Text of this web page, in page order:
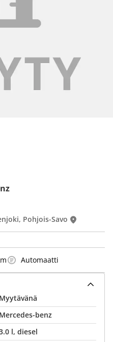
Pohjois-Savo
Automaatti
Myytävänä
Mercedes-benz
l, diesel